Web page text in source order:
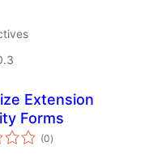
Extension
Forms
(0puntuacions
totals
)